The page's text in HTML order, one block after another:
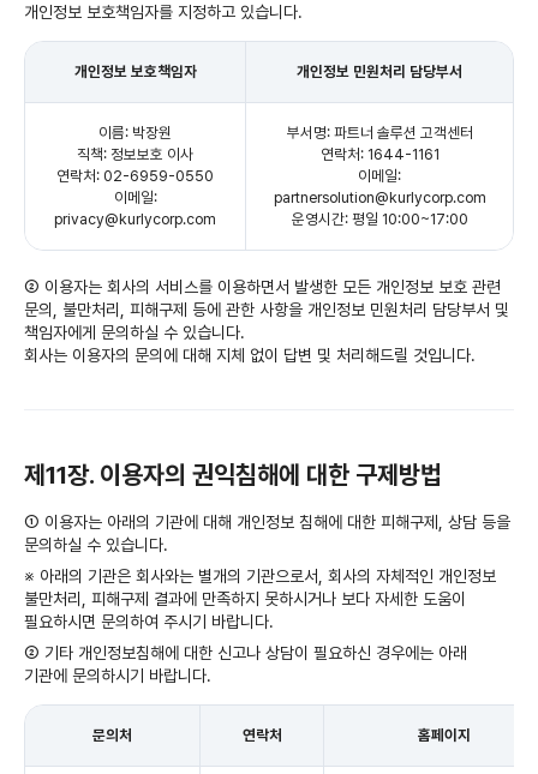
개인정보 보호책임자를 지정하고 있습니다.
개인정보 보호책임자 개인정보 민원처리 담당부서
이름: 박장원
직책: 정보보호 이사
연락처: 02-6959-0550
이메일:
privacy@kurlycorp.com
부서명: 파트너 솔루션 고객센터
연락처: 1644-1161
이메일:
partnersolution@kurlycorp.com
운영시간: 평일 10:00~17:00
② 이용자는 회사의 서비스를 이용하면서 발생한 모든 개인정보 보호 관련
문의, 불만처리, 피해구제 등에 관한 사항을 개인정보 민원처리 담당부서 및
책임자에게 문의하실 수 있습니다.
회사는 이용자의 문의에 대해 지체 없이 답변 및 처리해드릴 것입니다.
제11장. 이용자의 권익침해에 대한 구제방법
① 이용자는 아래의 기관에 대해 개인정보 침해에 대한 피해구제, 상담 등을
문의하실 수 있습니다.
※ 아래의 기관은 회사와는 별개의 기관으로서, 회사의 자체적인 개인정보
불만처리, 피해구제 결과에 만족하지 못하시거나 보다 자세한 도움이
필요하시면 문의하여 주시기 바랍니다.
② 기타 개인정보침해에 대한 신고나 상담이 필요하신 경우에는 아래
기관에 문의하시기 바랍니다.
문의처 연락처 홈페이지